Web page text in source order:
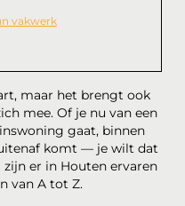
maar het brengt ook
mee. Of je nu van een
gaat, binnen
komt — je wilt dat
er in Houten ervaren
van A tot Z.
vakwerk